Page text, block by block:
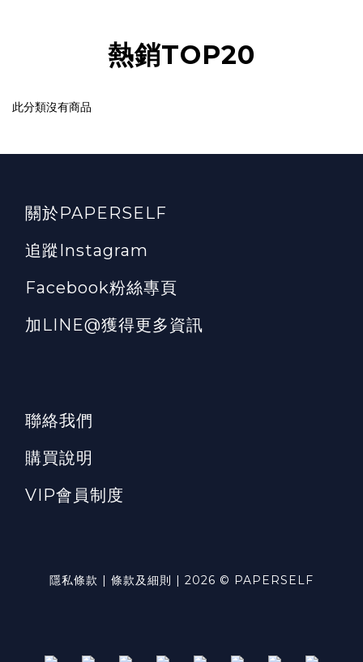
熱銷TOP20
此分類沒有商品
關於PAPERSELF
追蹤Instagram
Facebook粉絲專頁
加LINE@獲得更多資訊
聯絡我們
購買說明
VIP會員制度
隱私條款 | 條款及細則 | 2026 © PAPERSELF